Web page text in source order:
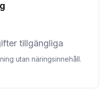
tillgängliga
utan näringsinnehåll.